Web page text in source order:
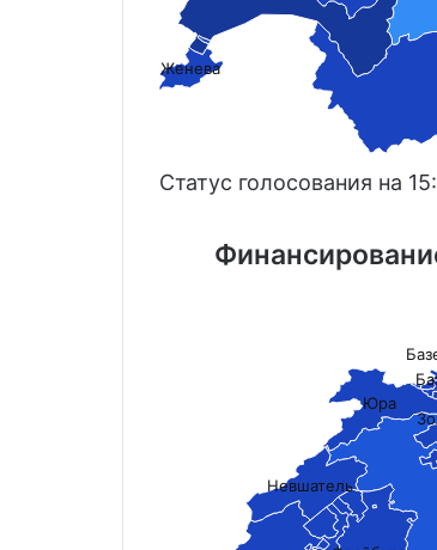
Женева
Статус голосования на
Невшатель
Юра